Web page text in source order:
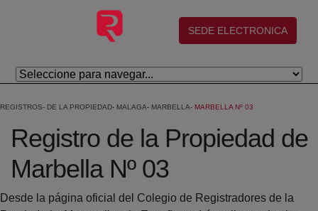
Salta al contingut principal
(abre en nueva ventana)
SEDE ELECTRONICA
REGISTROS DE LA PROPIEDAD MALAGA MARBELLA MARBELLA Nº 03
Registro de la Propiedad de
Marbella Nº 03
Desde la página oficial del Colegio de Registradores de la